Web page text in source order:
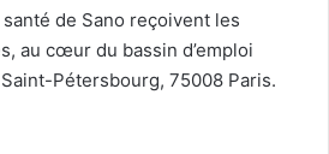
de Sano reçoivent les
au cœur du bassin d’emploi
Pétersbourg, 75008 Paris.